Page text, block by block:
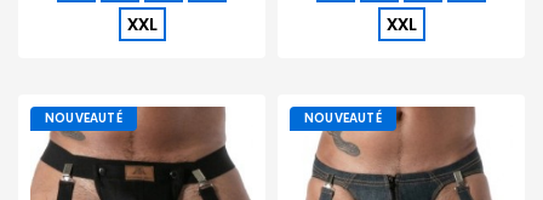
XXL
XXL
NOUVEAUTÉ NOUVEAUTÉ